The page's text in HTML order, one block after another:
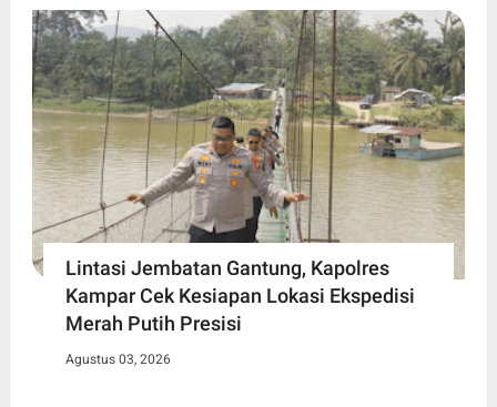
Lintasi Jembatan Gantung, Kapolres
Kampar Cek Kesiapan Lokasi Ekspedisi
Merah Putih Presisi
Agustus 03, 2026